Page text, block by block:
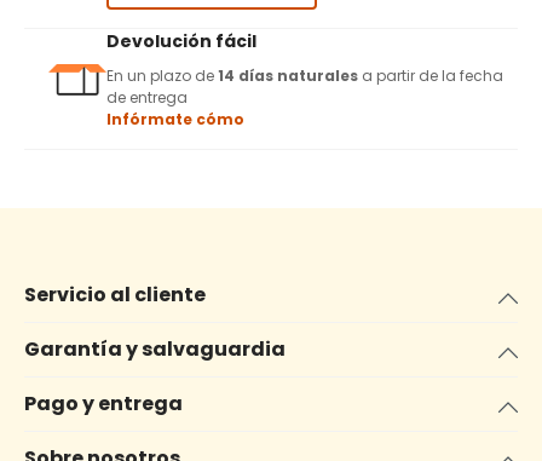
Devolución fácil
En un plazo de14 días naturales a partir de la fecha
de entrega
Infórmate cómo
Servicio al cliente
Garantía y salvaguardia
Pago y entrega